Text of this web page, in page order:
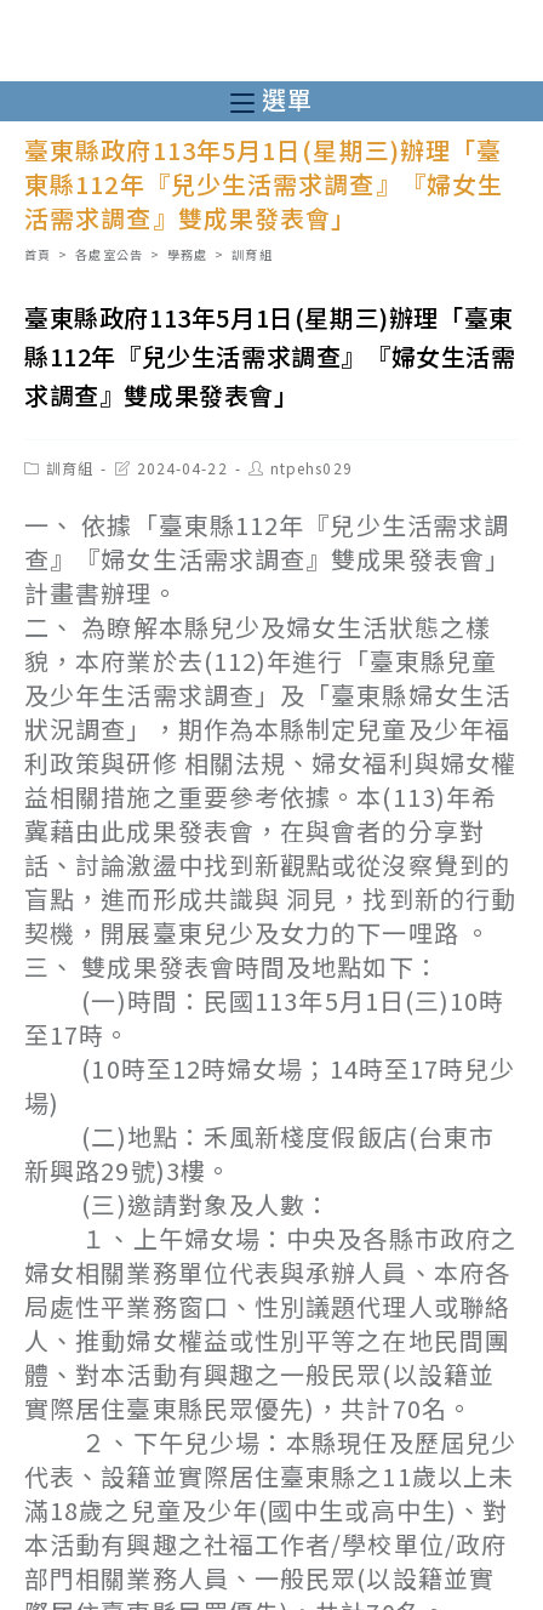
至
主
選單
臺東縣政府113年5月1日(星期三)辦理「臺
東縣112年『兒少生活需求調查』『婦女生
活需求調查』雙成果發表會」
首頁 > 各處室公告 > 學務處 > 訓育組
臺東縣政府113年5月1日(星期三)辦理「臺東
縣112年『兒少生活需求調查』『婦女生活需
求調查』雙成果發表會」
Post訓育組
Post2024-04-22
Post
author:
ntpehs029
一、 依據「臺東縣112年『兒少生活需求調
查』『婦女生活需求調查』雙成果發表會」
計畫書辦理。
二、 為瞭解本縣兒少及婦女生活狀態之樣
貌，本府業於去(112)年進行「臺東縣兒童
及少年生活需求調查」及「臺東縣婦女生活
狀況調查」，期作為本縣制定兒童及少年福
利政策與研修 相關法規、婦女福利與婦女權
益相關措施之重要參考依據。本(113)年希
冀藉由此成果發表會，在與會者的分享對
話、討論激盪中找到新觀點或從沒察覺到的
盲點，進而形成共識與 洞見，找到新的行動
契機，開展臺東兒少及女力的下一哩路 。
三、 雙成果發表會時間及地點如下：
(一)時間：民國113年5月1日(三)10時
至17時。
(10時至12時婦女場；14時至17時兒少
場)
(二)地點：禾風新棧度假飯店(台東市
新興路29號)3樓。
(三)邀請對象及人數：
１、上午婦女場：中央及各縣市政府之
婦女相關業務單位代表與承辦人員、本府各
局處性平業務窗口、性別議題代理人或聯絡
人、推動婦女權益或性別平等之在地民間團
體、對本活動有興趣之一般民眾(以設籍並
實際居住臺東縣民眾優先)，共計70名。
２、下午兒少場：本縣現任及歷屆兒少
代表、設籍並實際居住臺東縣之11歲以上未
滿18歲之兒童及少年(國中生或高中生)、對
本活動有興趣之社福工作者/學校單位/政府
部門相關業務人員、一般民眾(以設籍並實